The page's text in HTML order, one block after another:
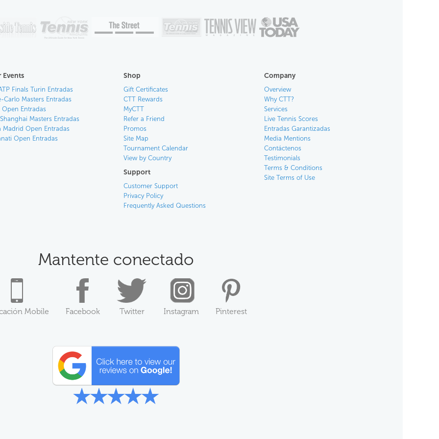
Events
Finals Turin Entradas
Carlo Masters Entradas
Open Entradas
Masters Entradas
Madrid Open Entradas
Open Entradas
Shop
Gift Certificates
CTT Rewards
MyCTT
Refer a Friend
Promos
Site Map
Tournament Calendar
View by Country
Support
Customer Support
Privacy Policy
Frequently Asked Questions
Company
Overview
Why CTT?
Services
Live Tennis Scores
Entradas Garantizadas
Media Mentions
Contáctenos
Testimonials
Terms & Conditions
Site Terms of Use
Mantente conectado
Mobile Facebook Twitter Instagram Pinterest